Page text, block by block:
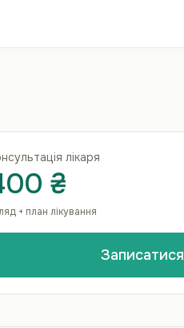
лікаря
₴
+ план лікування
Записатися